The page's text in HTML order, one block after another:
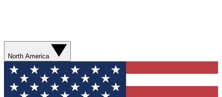
North America